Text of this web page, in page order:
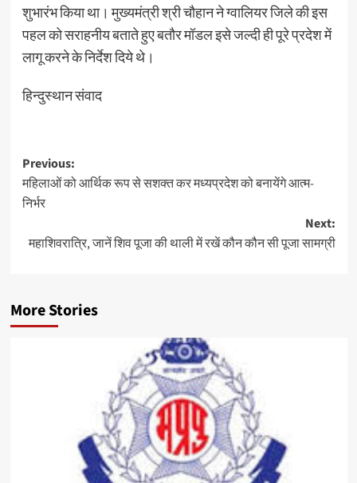
शुभारंभ किया था। मुख्यमंत्री श्री चौहान ने ग्वालियर जिले की इस
पहल को सराहनीय बताते हुए बतौर मॉडल इसे जल्दी ही पूरे प्रदेश में
लागू करने के निर्देश दिये थे।
हिन्दुस्थान संवाद
Post
navigation
Previous:
महिलाओं को आर्थिक रूप से सशक्त कर मध्यप्रदेश को बनायेंगे आत्म-
निर्भर
Next:
महाशिवरात्रि, जानें शिव पूजा की थाली में रखें कौन कौन सी पूजा सामग्री
More Stories